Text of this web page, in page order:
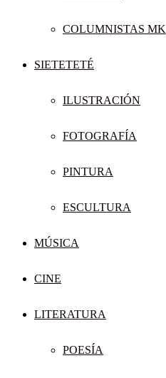
COLUMNISTAS MK
SIETETETÉ
ILUSTRACIÓN
FOTOGRAFÍA
PINTURA
ESCULTURA
MÚSICA
CINE
LITERATURA
POESÍA